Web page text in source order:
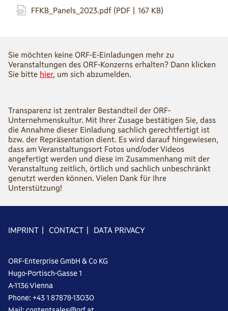
FFKB_Panels_2023.pdf (PDF | 167 KB)
Sie möchten keine ORF-E-Einladungen mehr zu
Veranstaltungen des ORF-Konzerns erhalten? Dann klicken
Sie bitte hier, um sich abzumelden.
Transparenz ist zentraler Bestandteil der ORF-
Unternehmenskultur. Mit Ihrer Zusage bestätigen Sie, dass
die Annahme dieser Einladung sachlich gerechtfertigt ist
bzw. der Repräsentation dient. Es wird darauf hingewiesen,
dass am Veranstaltungsort Fotos und/oder Videos
angefertigt werden und diese im Zusammenhang mit der
Veranstaltung zeitlich, örtlich und sachlich unbeschränkt
genutzt werden können. Vielen Dank für Ihre
Unterstützung!
IMPRINT | CONTACT | DATA PRIVACY
ORF-Enterprise GmbH & Co KG
Hugo-Portisch-Gasse 1
A-1136 Vienna
Phone: +43 1 87878-13030